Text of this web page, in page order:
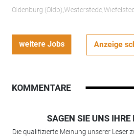
Oldenburg
weitere Jobs Anzeige
KOMMENTARE
SAGEN SIE UNS
Die qualifizierte Meinung unserer Leser